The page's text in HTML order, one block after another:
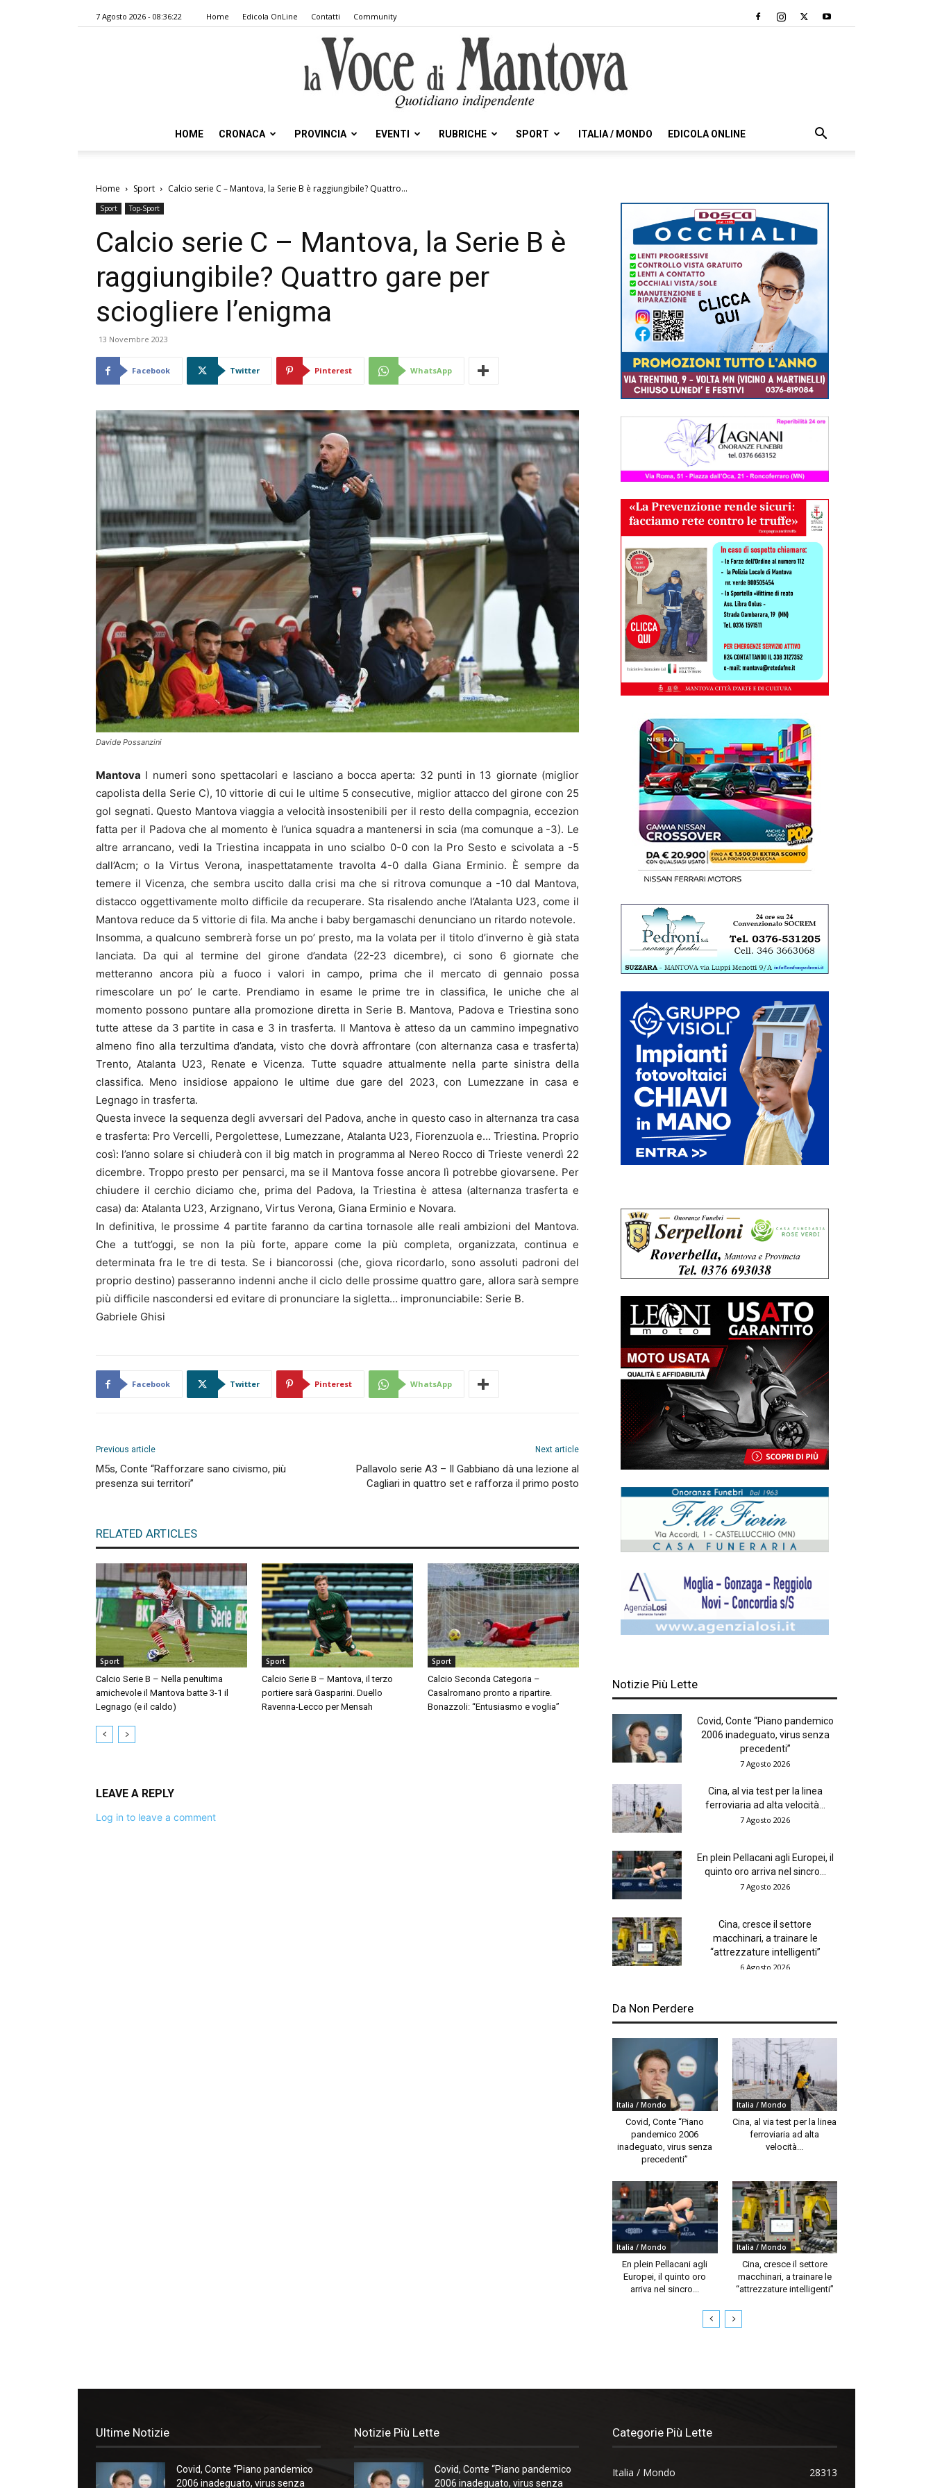
7 Agosto 2026 - 08:36:22 Home Edicola OnLine Contatti Community
Voce
Mantova
HOME CRONACA PROVINCIA EVENTI RUBRICHE SPORT ITALIA / MONDO EDICOLA ONLINE
Home Sport Calcio serie C – Mantova, la Serie B è raggiungibile? Quattro...
Sport Top-Sport
Calcio serie C – Mantova, la Serie B è
raggiungibile? Quattro gare per
sciogliere l’enigma
13 Novembre 2023
Facebook Twitter Pinterest WhatsApp
Davide Possanzini
Mantova I numeri sono spettacolari e lasciano a bocca aperta: 32 punti in 13 giornate (miglior
capolista della Serie C), 10 vittorie di cui le ultime 5 consecutive, miglior attacco del girone con 25
gol segnati. Questo Mantova viaggia a velocità insostenibili per il resto della compagnia, eccezion
fatta per il Padova che al momento è l’unica squadra a mantenersi in scia (ma comunque a -3). Le
altre arrancano, vedi la Triestina incappata in uno scialbo 0-0 con la Pro Sesto e scivolata a -5
dall’Acm; o la Virtus Verona, inaspettatamente travolta 4-0 dalla Giana Erminio. È sempre da
temere il Vicenza, che sembra uscito dalla crisi ma che si ritrova comunque a -10 dal Mantova,
distacco oggettivamente molto difficile da recuperare. Sta risalendo anche l’Atalanta U23, come il
Mantova reduce da 5 vittorie di fila. Ma anche i baby bergamaschi denunciano un ritardo notevole.
Insomma, a qualcuno sembrerà forse un po’ presto, ma la volata per il titolo d’inverno è già stata
lanciata. Da qui al termine del girone d’andata (22-23 dicembre), ci sono 6 giornate che
metteranno ancora più a fuoco i valori in campo, prima che il mercato di gennaio possa
rimescolare un po’ le carte. Prendiamo in esame le prime tre in classifica, le uniche che al
momento possono puntare alla promozione diretta in Serie B. Mantova, Padova e Triestina sono
tutte attese da 3 partite in casa e 3 in trasferta. Il Mantova è atteso da un cammino impegnativo
almeno fino alla terzultima d’andata, visto che dovrà affrontare (con alternanza casa e trasferta)
Trento, Atalanta U23, Renate e Vicenza. Tutte squadre attualmente nella parte sinistra della
classifica. Meno insidiose appaiono le ultime due gare del 2023, con Lumezzane in casa e
Legnago in trasferta.
Questa invece la sequenza degli avversari del Padova, anche in questo caso in alternanza tra casa
e trasferta: Pro Vercelli, Pergolettese, Lumezzane, Atalanta U23, Fiorenzuola e… Triestina. Proprio
così: l’anno solare si chiuderà con il big match in programma al Nereo Rocco di Trieste venerdì 22
dicembre. Troppo presto per pensarci, ma se il Mantova fosse ancora lì potrebbe giovarsene. Per
chiudere il cerchio diciamo che, prima del Padova, la Triestina è attesa (alternanza trasferta e
casa) da: Atalanta U23, Arzignano, Virtus Verona, Giana Erminio e Novara.
In definitiva, le prossime 4 partite faranno da cartina tornasole alle reali ambizioni del Mantova.
Che a tutt’oggi, se non la più forte, appare come la più completa, organizzata, continua e
determinata fra le tre di testa. Se i biancorossi (che, giova ricordarlo, sono assoluti padroni del
proprio destino) passeranno indenni anche il ciclo delle prossime quattro gare, allora sarà sempre
più difficile nascondersi ed evitare di pronunciare la sigletta… impronunciabile: Serie B.
Gabriele Ghisi
Facebook Twitter Pinterest WhatsApp
Previous article
M5s, Conte “Rafforzare sano civismo, più
presenza sui territori”
Next article
Pallavolo serie A3 – Il Gabbiano dà una lezione al
Cagliari in quattro set e rafforza il primo posto
RELATED ARTICLES
Sport
Calcio Serie B – Nella penultima
amichevole il Mantova batte 3-1 il
Legnago (e il caldo)
Sport
Calcio Serie B – Mantova, il terzo
portiere sarà Gasparini. Duello
Ravenna-Lecco per Mensah
Sport
Calcio Seconda Categoria –
Casalromano pronto a ripartire.
Bonazzoli: “Entusiasmo e voglia”
LEAVE A REPLY
Log in to leave a comment
Notizie Più Lette
Covid, Conte “Piano pandemico
2006 inadeguato, virus senza
precedenti”
7 Agosto 2026
Cina, al via test per la linea
ferroviaria ad alta velocità...
7 Agosto 2026
En plein Pellacani agli Europei, il
quinto oro arriva nel sincro...
7 Agosto 2026
Cina, cresce il settore
macchinari, a trainare le
“attrezzature intelligenti”
6 Agosto 2026
Da Non Perdere
Italia / Mondo
Covid, Conte “Piano
pandemico 2006
inadeguato, virus senza
precedenti”
Italia / Mondo
Cina, al via test per la linea
ferroviaria ad alta
velocità...
Italia / Mondo
En plein Pellacani agli
Europei, il quinto oro
arriva nel sincro...
Italia / Mondo
Cina, cresce il settore
macchinari, a trainare le
“attrezzature intelligenti”
Ultime Notizie
Covid, Conte “Piano pandemico
2006 inadeguato, virus senza
Notizie Più Lette
Covid, Conte “Piano pandemico
2006 inadeguato, virus senza
Categorie Più Lette
Italia / Mondo
28313